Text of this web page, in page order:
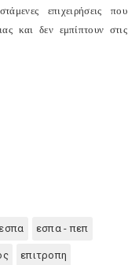
επιχειρήσεις που
και δεν εμπίπτουν στις
εσπα εσπα - πεπ
επιτροπη